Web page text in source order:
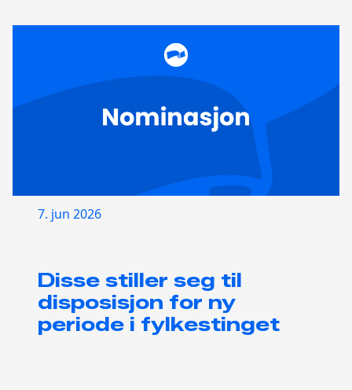
7. jun 2026
Disse stiller seg til
disposisjon for ny
periode i fylkestinget